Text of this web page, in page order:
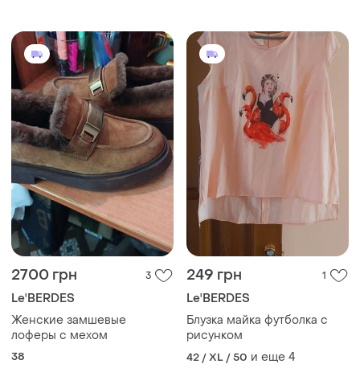
2700 грн 3
Le'BERDES
Женские замшевые
лоферы с мехом
38
249 грн 1
Le'BERDES
Блузка майка футболка с
рисунком
42 / XL / 50 и еще 4